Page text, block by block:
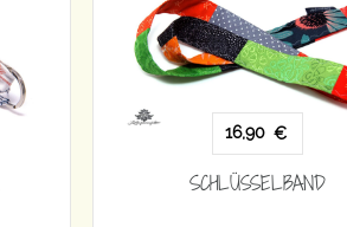
16,90 €
SCHLÜSSELBAND